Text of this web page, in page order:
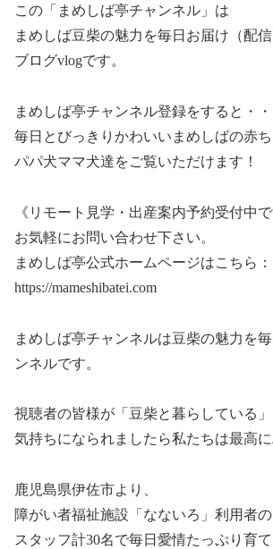
この「まめしば亭チャンネル」は
まめしば豆柴の魅力を毎日お届け（配信
ブログvlogです。
まめしば亭チャンネル登録をすると・・
毎日とびっきりかわいいまめしばの赤
パパ犬ママ犬達をご覧いただけます！
《リモート見学・出産案内予約受付中で
お気軽にお問い合わせ下さい。
まめしば亭公式ホームページはこちら：
https://mameshibatei.com
まめしば亭チャンネルは豆柴の魅力を
ンネルです。
視聴者の皆様が「豆柴と暮らしている」
気持ちになられましたら私たちは最高に
鹿児島県伊佐市より、
障がい者福祉施設「なないろ」利用者
スタッフ計30名で毎日愛情たっぷり育